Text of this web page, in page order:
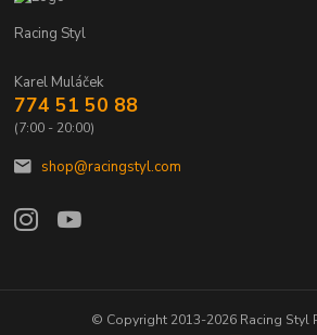
Racing Styl
Karel Muláček
774 51 50 88
(7:00 - 20:00)
shop@racingstyl.com
© Copyright 2013-2026 Racing Styl